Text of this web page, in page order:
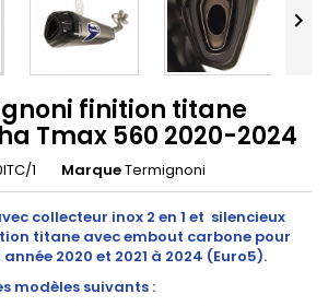

finition titane
Tmax 560 2020-2024
1 MarqueTermignoni
collecteur inox 2 en 1 et silencieux
titane avec embout carbone pour
2020 et 2021 à 2024 (Euro5).
modèles suivants :